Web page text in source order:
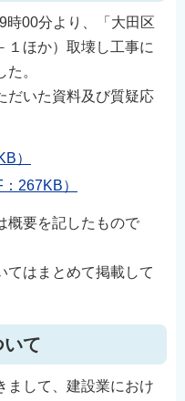
時00分より、「大田区
ほか）取壊し工事に
。
だいた資料及び質疑応
）
267KB）
概要を記したもので
てはまとめて掲載して
て
して、建設業におけ